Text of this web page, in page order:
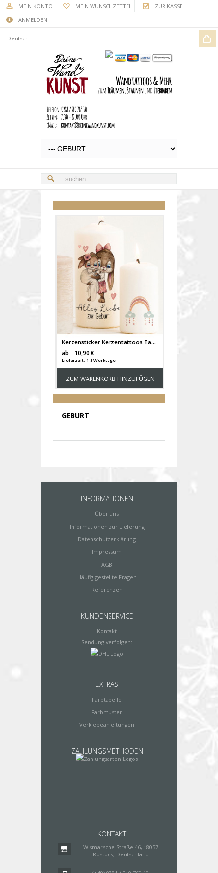
MEIN KONTO MEIN WUNSCHZETTEL
ZUR KASSE
ANMELDEN
Deutsch
Kerzensticker Kerzentattoos Tattoofolie Glückwunsch zur Geburt Baby kleines Wunder für Kerzen oder Keramik A4 Bogen DIY Stickerbogen kst81
ab
10,90 €
Lieferzeit: 1-3 Werktage
ZUM WARENKORB HINZUFÜGEN
GEBURT
INFORMATIONEN
Über uns
Informationen zur Lieferung
Datenschutzerklärung
Impressum
AGB
Häufig gestellte Fragen
Referenzen
KUNDENSERVICE
Kontakt
Sendung verfolgen:
EXTRAS
Farbtabelle
Farbmuster
Verklebeanleitungen
ZAHLUNGSMETHODEN
KONTAKT
Wismarsche Straße 46, 18057
Rostock, Deutschland